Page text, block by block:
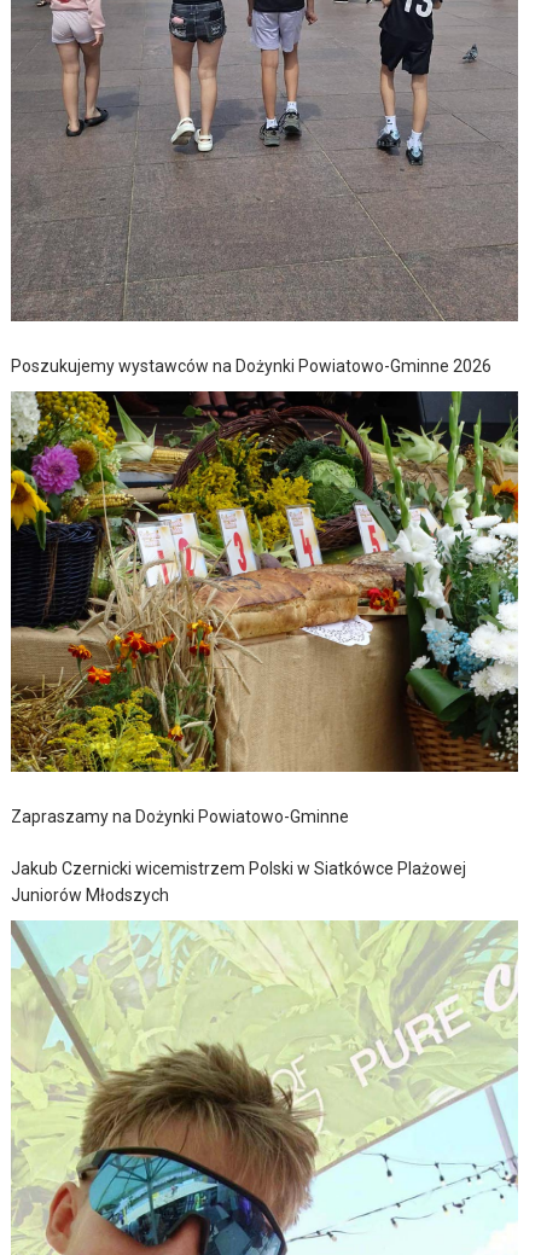
Poszukujemy wystawców na Dożynki Powiatowo-Gminne 2026
Zapraszamy na Dożynki Powiatowo-Gminne
Jakub Czernicki wicemistrzem Polski w Siatkówce Plażowej
Juniorów Młodszych